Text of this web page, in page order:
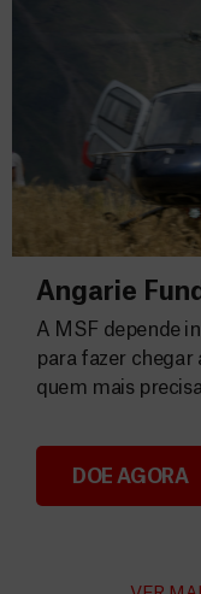
Angarie
Angarie
A MSF depende
para fazer chegar
quem mais
DOE AGORA